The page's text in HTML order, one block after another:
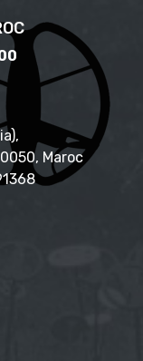
Maroc